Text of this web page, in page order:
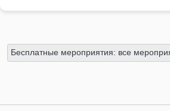
Бесплатные мероприятия: все